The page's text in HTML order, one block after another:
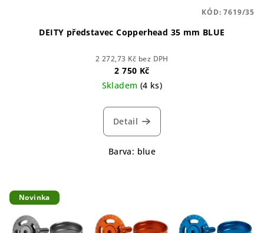
DEITY představec Copperhead 35 mm BLUE
2 272,73 Kč bez DPH
2 750 Kč
Skladem (4 ks)
Detail
Barva: blue
KÓD:7619/35
Novinka